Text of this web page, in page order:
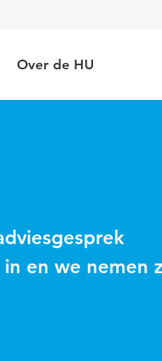
Over de HU
en we nemen